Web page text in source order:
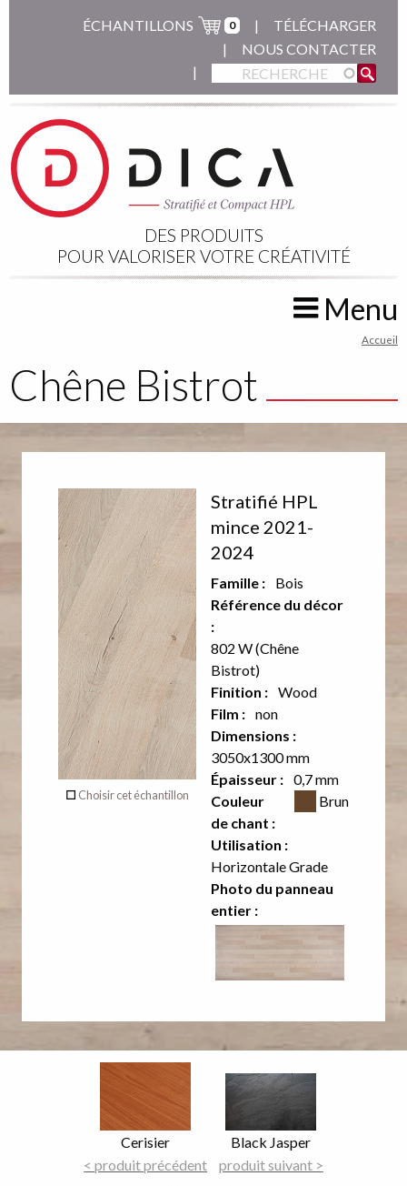
ÉCHANTILLONS 0
TÉLÉCHARGER
NOUS CONTACTER
DES PRODUITS
POUR VALORISER VOTRE CRÉATIVITÉ
Menu
are
here
Accueil
Chêne Bistrot
Décor
recto
Aucun
décor sur
le verso
de ce
produit
Verso
Choisir cet échantillon
Stratifié HPL
mince 2021-
2024
Famille :
Bois
Référence du décor
:
802 W (Chêne
Bistrot)
Finition : Wood
Film : non
Dimensions :
3050x1300 mm
Épaisseur : 0,7 mm
Couleur
de chant :
Couleur CSS
Brun
Utilisation :
Horizontale Grade
Photo du panneau
entier :
Focus
du
Cerisier
< produit précédent
Image
Focus
Nom
du
Black Jasper
produit suivant >